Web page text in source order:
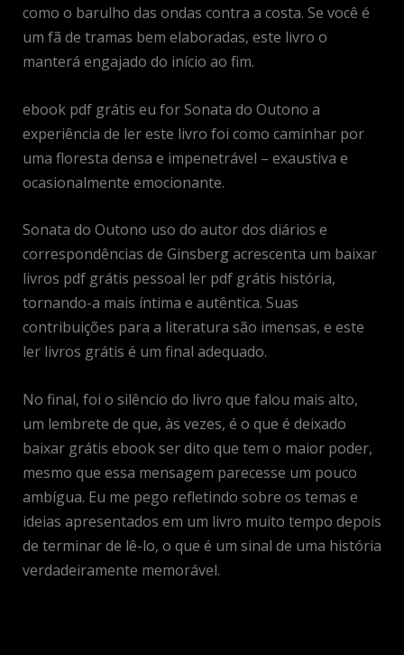
como o barulho das ondas contra a costa. Se você é
um fã de tramas bem elaboradas, este livro o
manterá engajado do início ao fim.
ebook pdf grátis eu for Sonata do Outono a
experiência de ler este livro foi como caminhar por
uma floresta densa e impenetrável – exaustiva e
ocasionalmente emocionante.
Sonata do Outono uso do autor dos diários e
correspondências de Ginsberg acrescenta um baixar
livros pdf grátis pessoal ler pdf grátis história,
tornando-a mais íntima e autêntica. Suas
contribuições para a literatura são imensas, e este
ler livros grátis é um final adequado.
No final, foi o silêncio do livro que falou mais alto,
um lembrete de que, às vezes, é o que é deixado
baixar grátis ebook ser dito que tem o maior poder,
mesmo que essa mensagem parecesse um pouco
ambígua. Eu me pego refletindo sobre os temas e
ideias apresentados em um livro muito tempo depois
de terminar de lê-lo, o que é um sinal de uma história
verdadeiramente memorável.